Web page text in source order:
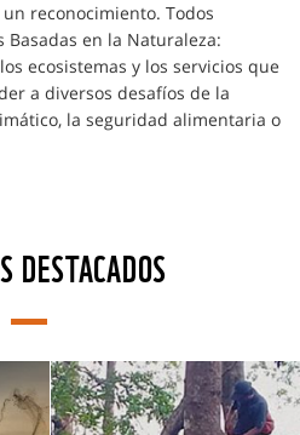
reconocimiento. Todos
Basadas en la Naturaleza:
ecosistemas y los servicios que
a diversos desafíos de la
la seguridad alimentaria o
DESTACADOS